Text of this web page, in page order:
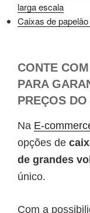
larga escala
Caixas de
CONTE
PARA
PREÇOS
Na E-
opções de
de grandes
único.
Com a